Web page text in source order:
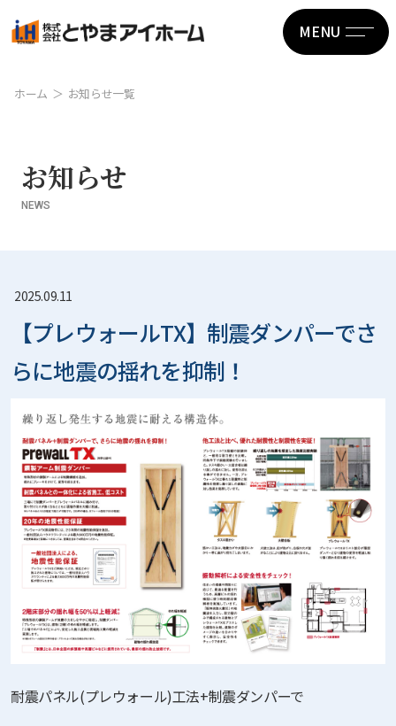
MENU
ホーム お知らせ一覧
お知らせ
NEWS
2025.09.11
【プレウォールTX】制震ダンパーでさ
らに地震の揺れを抑制！
耐震パネル(プレウォール)工法+制震ダンパーで